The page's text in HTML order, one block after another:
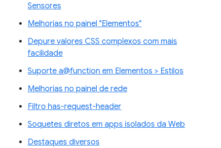
Sensores
Melhorias no painel "Elementos"
Depure valores CSS complexos com mais
facilidade
Suporte a@function em Elementos > Estilos
Melhorias no painel de rede
Filtro has-request-header
Soquetes diretos em apps isolados da Web
Destaques diversos